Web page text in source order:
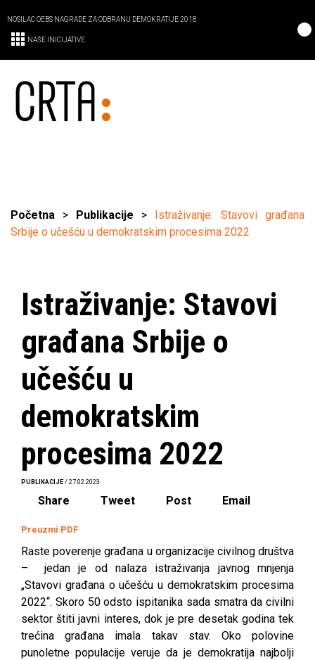
NOSILAC OEBS NAGRADE ZA ODBRANU DEMOKRATIJE 2018
NAŠE INICIJATIVE
Početna > Publikacije > Istraživanje: Stavovi građana
Srbije o učešću u demokratskim procesima 2022
Istraživanje: Stavovi
građana Srbije o
učešću u
demokratskim
procesima 2022
PUBLIKACIJE / 27.02.2023
Share Tweet Post Email
Preuzmi PDF
Raste poverenje građana u organizacije civilnog društva
– jedan je od nalaza istraživanja javnog mnjenja
„Stavovi građana o učešću u demokratskim procesima
2022“. Skoro 50 odsto ispitanika sada smatra da civilni
sektor štiti javni interes, dok je pre desetak godina tek
trećina građana imala takav stav. Oko polovine
punoletne populacije veruje da je demokratija najbolji